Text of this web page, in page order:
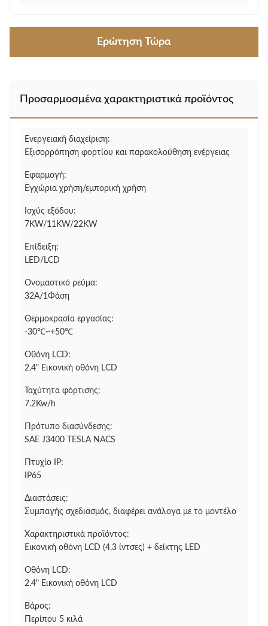
Ερώτηση Τώρα
Προσαρμοσμένα χαρακτηριστικά προϊόντος
Ενεργειακή διαχείριση:
Εξισορρόπηση φορτίου και παρακολούθηση ενέργειας
Εφαρμογή:
Εγχώρια χρήση/εμπορική χρήση
Ισχύς εξόδου:
7KW/11KW/22KW
Επίδειξη:
LED/LCD
Ονομαστικό ρεύμα:
32Α/1Φάση
Θερμοκρασία εργασίας:
-30℃~+50℃
Οθόνη LCD:
2.4" Εικονική οθόνη LCD
Ταχύτητα φόρτισης:
7.2Kw/h
Πρότυπο διασύνδεσης:
SAE J3400 TESLA NACS
Πτυχίο IP:
IP65
Διαστάσεις:
Συμπαγής σχεδιασμός, διαφέρει ανάλογα με το μοντέλο
Χαρακτηριστικά προϊόντος:
Εικονική οθόνη LCD (4,3 ίντσες) + δείκτης LED
Οθόνη LCD:
2.4" Εικονική οθόνη LCD
Βάρος:
Περίπου 5 κιλά